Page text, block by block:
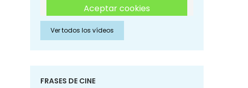
Aceptar cookies
Aceptar cookies de Redes
Sociales
Ver todos los vídeos
FRASES DE CINE